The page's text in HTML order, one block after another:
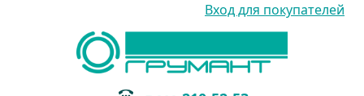
Вход для покупателей